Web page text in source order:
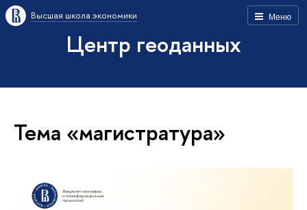
Меню
Высшая школа экономики
Центр геоданных
Тема «магистратура»